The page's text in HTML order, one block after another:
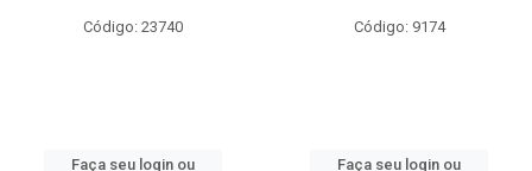
Código: 23740
Faça seu login ou
Código: 9174
Faça seu login ou